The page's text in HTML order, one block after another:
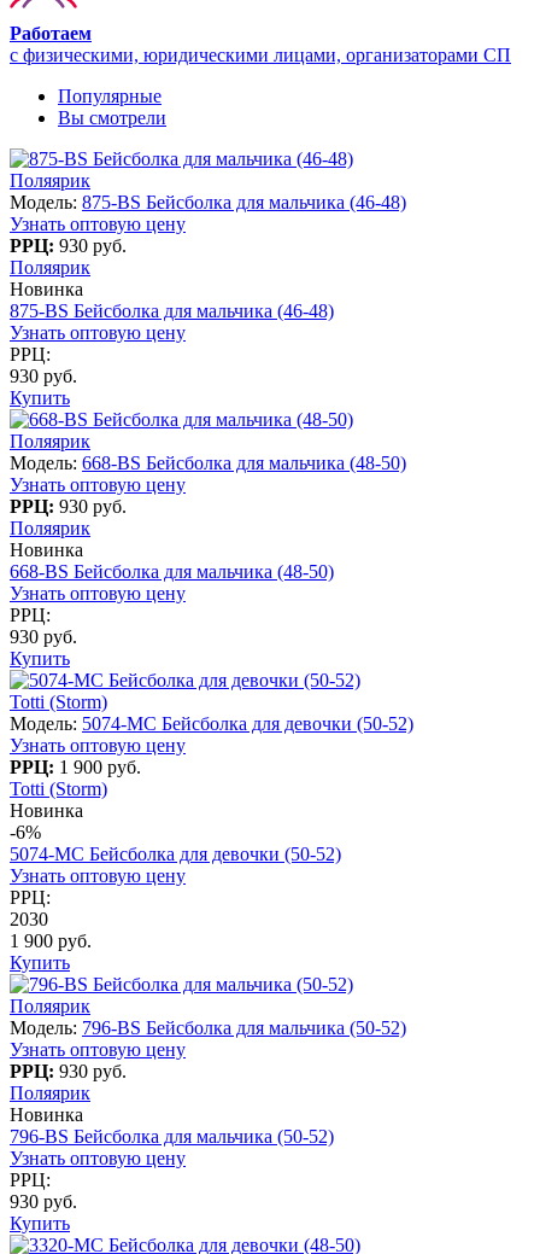
Работаем
с физическими, юридическими лицами, организаторами СП
Популярные
Вы смотрели
Поляярик
Модель: 875-BS Бейсболка для мальчика (46-48)
Узнать оптовую цену
РРЦ: 930 руб.
Поляярик
Новинка
875-BS Бейсболка для мальчика (46-48)
Узнать оптовую цену
РРЦ:
930 руб.
Купить
Поляярик
Модель: 668-BS Бейсболка для мальчика (48-50)
Узнать оптовую цену
РРЦ: 930 руб.
Поляярик
Новинка
668-BS Бейсболка для мальчика (48-50)
Узнать оптовую цену
РРЦ:
930 руб.
Купить
Totti (Storm)
Модель: 5074-MC Бейсболка для девочки (50-52)
Узнать оптовую цену
РРЦ: 1 900 руб.
Totti (Storm)
Новинка
-6%
5074-MC Бейсболка для девочки (50-52)
Узнать оптовую цену
РРЦ:
2030
1 900 руб.
Купить
Поляярик
Модель: 796-BS Бейсболка для мальчика (50-52)
Узнать оптовую цену
РРЦ: 930 руб.
Поляярик
Новинка
796-BS Бейсболка для мальчика (50-52)
Узнать оптовую цену
РРЦ:
930 руб.
Купить